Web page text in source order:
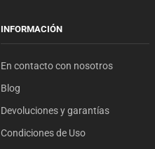
INFORMACIÓN
En contacto con nosotros
Blog
Devoluciones y garantías
Condiciones de Uso